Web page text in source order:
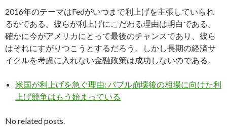
2016年のテーマはFedがいつまで利上げを主張していられ
るかである。彼らが利上げにこだわる理由は明白である。
確かに今がアメリカにとって最後のチャンスであり、彼ら
はそれにすがりつこうとするだろう。しかし長期の経済サ
イクルを考慮に入れない金融政策は成功しないのである。
米国が利上げを急ぐ理由: バブル崩壊後の相場に向けた利
上げ競争はもう始まっている
No related posts.